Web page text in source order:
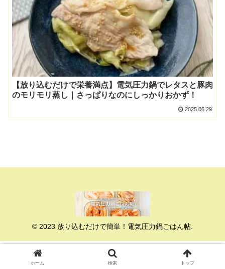
【放り込むだけで栄養満点】電気圧力鍋でレタスと豚肉
のモリモリ蒸し｜さっぱりなのにしっかりおかず！
2025.06.29
© 2023 放り込むだけで簡単！電気圧力鍋ごはん帖.
ホーム 検索 トップ